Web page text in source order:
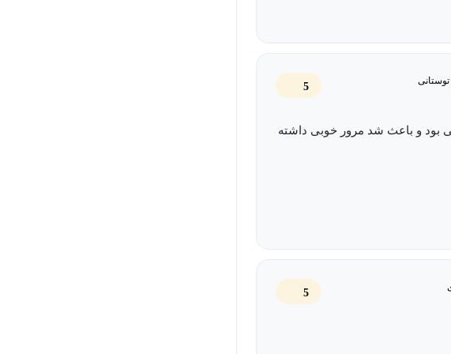
کنید
توستانی
5
بود و باعث شد مرور خوبی داشته
5